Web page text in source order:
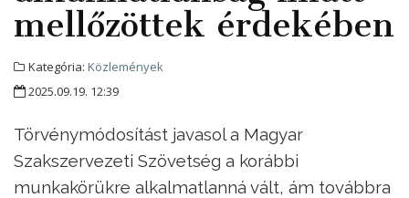
mellőzöttek érdekében
Kategória: Közlemények
2025.09.19. 12:39
Törvénymódosítást javasol a Magyar
Szakszervezeti Szövetség a korábbi
munkakörükre alkalmatlanná vált, ám továbbra